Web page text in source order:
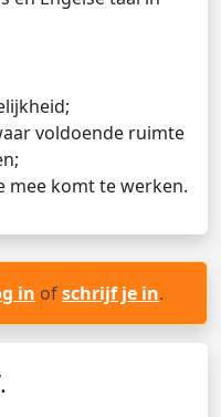
voldoende ruimte
mee komt te werken.
in ofschrijf je in.